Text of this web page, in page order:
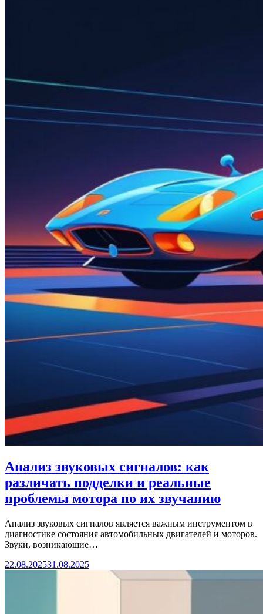
Анализ звуковых сигналов: как
различать подделки и реальные
проблемы мотора по их звучанию
Анализ звуковых сигналов является важным инструментом в
диагностике состояния автомобильных двигателей и моторов.
Звуки, возникающие…
22.08.202531.08.2025